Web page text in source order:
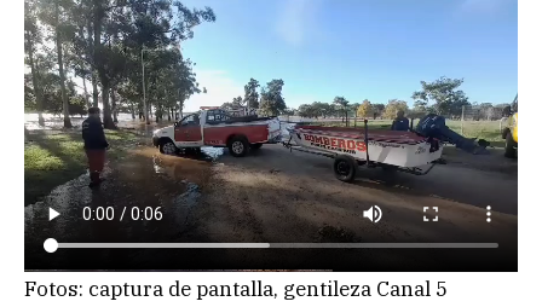
Fotos: captura de pantalla, gentileza Canal 5